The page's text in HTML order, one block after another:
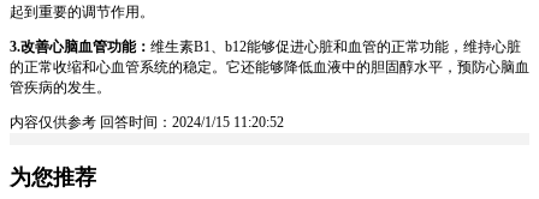
起到重要的调节作用。
3.改善心脑血管功能： 维生素B1、b12能够促进心脏和血管的正常功能，维持心脏
的正常收缩和心血管系统的稳定。它还能够降低血液中的胆固醇水平，预防心脑血
管疾病的发生。
内容仅供参考 回答时间：2024/1/15 11:20:52
为您推荐